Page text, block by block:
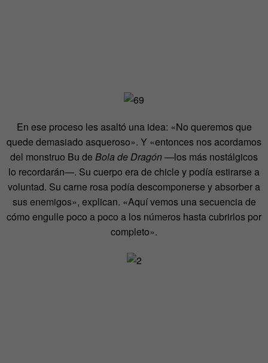
En ese proceso les asaltó una idea: «No queremos que
quede demasiado asqueroso». Y «entonces nos acordamos
del monstruo Bu de Bola de Dragón—los más nostálgicos
lo recordarán—. Su cuerpo era de chicle y podía estirarse a
voluntad. Su carne rosa podía descomponerse y absorber a
sus enemigos», explican. «Aquí vemos una secuencia de
cómo engulle poco a poco a los números hasta cubrirlos por
completo».